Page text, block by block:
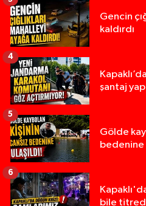
Gencin
kaldırdı
şantaj
4
Gölde
bedenine
5
bile
6